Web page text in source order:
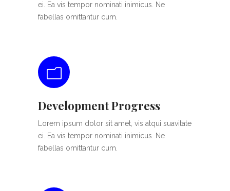
ei. Ea vis tempor nominati inimicus. Ne
fabellas omittantur cum.
Development Progress
Lorem ipsum dolor sit amet, vis atqui suavitate
ei. Ea vis tempor nominati inimicus. Ne
fabellas omittantur cum.